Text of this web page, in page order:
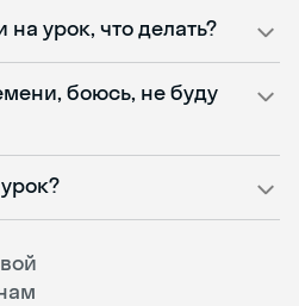
на урок, что делать?
боюсь, не буду